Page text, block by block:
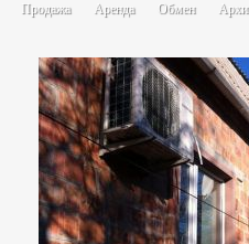
Продажа Аренда Обмен